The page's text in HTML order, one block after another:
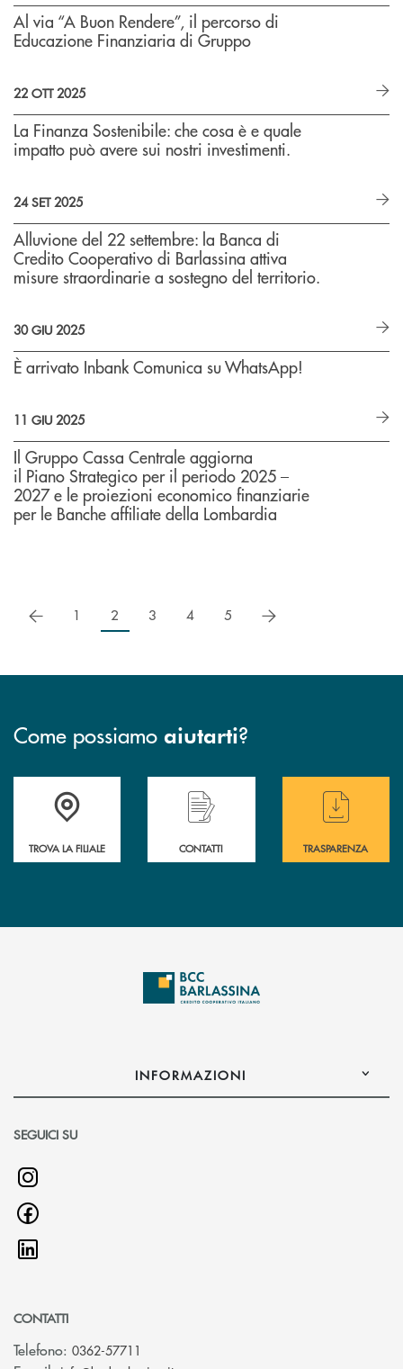
Al via “A Buon Rendere”, il percorso di
Educazione Finanziaria di Gruppo
22 OTT 2025
La Finanza Sostenibile: che cosa è e quale
impatto può avere sui nostri investimenti.
24 SET 2025
Alluvione del 22 settembre: la Banca di
Credito Cooperativo di Barlassina attiva
misure straordinarie a sostegno del territorio.
30 GIU 2025
È arrivato Inbank Comunica su WhatsApp!
11 GIU 2025
Il Gruppo Cassa Centrale aggiorna
il Piano Strategico per il periodo 2025 –
2027 e le proiezioni economico finanziarie
per le Banche affiliate della Lombardia
precedente
1 2 3 4 5 successivo
Come possiamo aiutarti?
Accedi all' elenco completo delle filiali di BCC Barlassina.
TROVA LA FILIALE
Hai bisogno di assistenza immediata ?
CONTATTI
Hai bisogno di
TRASPARENZA
INFORMAZIONI
SEGUICI SU
CONTATTI
Telefono: 0362-57711